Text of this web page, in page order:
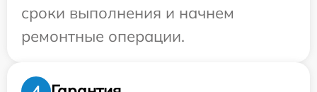
сроки выполнения и начнем
ремонтные операции.